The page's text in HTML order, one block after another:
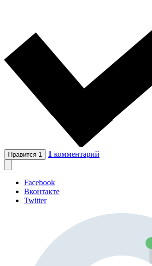
Нравится 1 1 комментарий
Facebook
Вконтакте
Twitter